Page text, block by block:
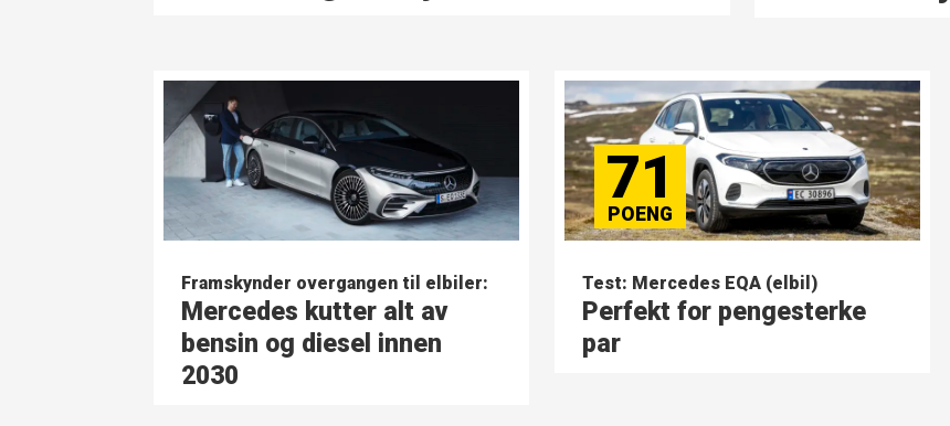
Framskynder overgangen til elbiler:
Mercedes kutter alt av
bensin og diesel innen
2030
71
Test: Mercedes EQA (elbil)
Perfekt for pengesterke
par